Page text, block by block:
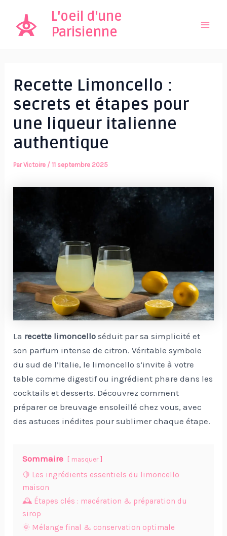
contenu
L'oeil d'une
Parisienne
Recette Limoncello :
secrets et étapes pour
une liqueur italienne
authentique
ParVictoire /11 septembre 2025
La recette limoncello séduit par sa simplicité et
son parfum intense de citron. Véritable symbole
du sud de l’Italie, le limoncello s’invite à votre
table comme digestif ou ingrédient phare dans les
cocktails et desserts. Découvrez comment
préparer ce breuvage ensoleillé chez vous, avec
des astuces inédites pour sublimer chaque étape.
Sommaire masquer
🍋 Les ingrédients essentiels du limoncello
maison
🕰️ Étapes clés : macération & préparation du
sirop
🌞 Mélange final & conservation optimale